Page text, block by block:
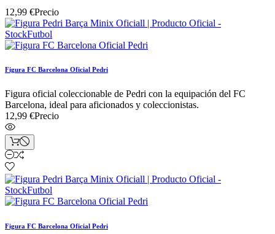
12,99 €Precio
Figura FC Barcelona Oficial Pedri
Figura oficial coleccionable de Pedri con la equipación del FC
Barcelona, ideal para aficionados y coleccionistas.
12,99 €Precio
Figura FC Barcelona Oficial Pedri